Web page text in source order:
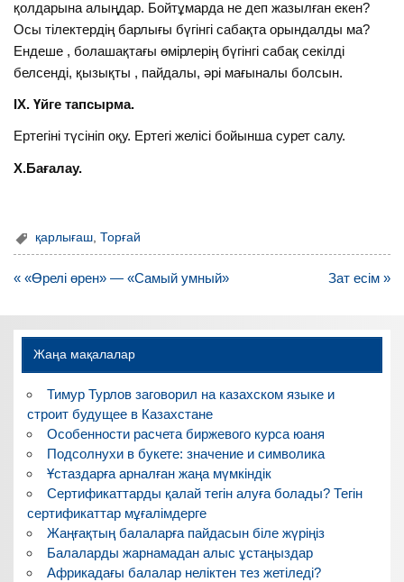
қолдарына алыңдар. Бойтұмарда не деп жазылған екен?
Осы тілектердің барлығы бүгінгі сабақта орындалды ма?
Ендеше , болашақтағы өмірлерің бүгінгі сабақ секілді
белсенді, қызықты , пайдалы, әрі мағыналы болсын.
ІХ. Үйге тапсырма.
Ертегіні түсініп оқу. Ертегі желісі бойынша сурет салу.
Х.Бағалау.
қарлығаш ,Торғай
Навигация
записям
« «Өрелі өрен» — «Самый умный» Зат есім »
Жаңа мақалалар
Тимур Турлов заговорил на казахском языке и
строит будущее в Казахстане
Особенности расчета биржевого курса юаня
Подсолнухи в букете: значение и символика
Ұстаздарға арналған жаңа мүмкіндік
Сертификаттарды қалай тегін алуға болады? Тегін
сертификаттар мұғалімдерге
Жаңғақтың балаларға пайдасын біле жүріңіз
Балаларды жарнамадан алыс ұстаңыздар
Африкадағы балалар неліктен тез жетіледі?